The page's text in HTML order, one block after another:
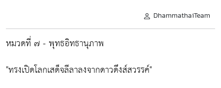
DhammathaiTeam
หมวดที่ ๗ - พุทธอิทธานุภาพ
"ทรงเปิดโลกเสด็จลีลาลงจากดาวดึงส์สวรรค์"